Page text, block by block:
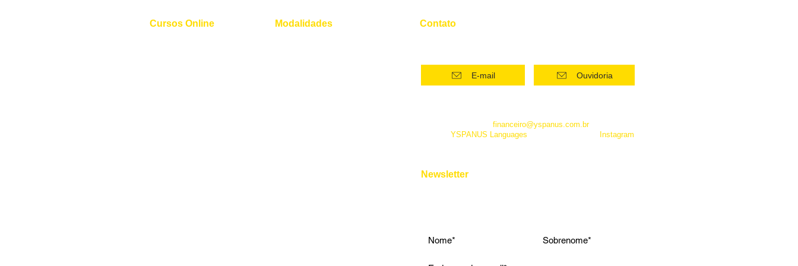
Cursos Online Modalidades Contato
E-mail Ouvidoria
financeiro@yspanus.com.br, pela nossa
YSPANUS Languages
Instagram
Newsletter